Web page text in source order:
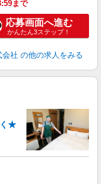
まで
応募画面へ進む
かんたん3ステップ！
会社 の他の求人をみる
く★